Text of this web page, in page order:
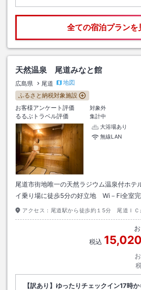
全ての宿泊プランを
天然温泉 尾道みなと館
広島県 尾道
地図
ふるさと納税対象施設
お客様アンケート評価
対象外
るるぶトラベル評価
集計中
大浴場あり
無線LAN
尾道市街地唯一の天然ラジウム温泉付ホ
イ乗り場に徒歩5分の好立地 Wi－Fi全室
アクセス： 尾道駅から徒歩約１5分 尾道ＩＣ
税込 15,020
【訳あり】ゆったりチェックイン17時